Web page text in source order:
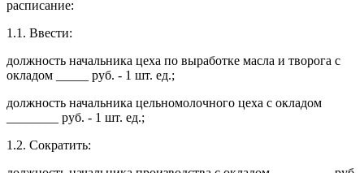
расписание:
1.1. Ввести:
должность начальника цеха по выработке масла и творога с
окладом _____ руб. - 1 шт. ед.;
должность начальника цельномолочного цеха с окладом
________ руб. - 1 шт. ед.;
1.2. Сократить: